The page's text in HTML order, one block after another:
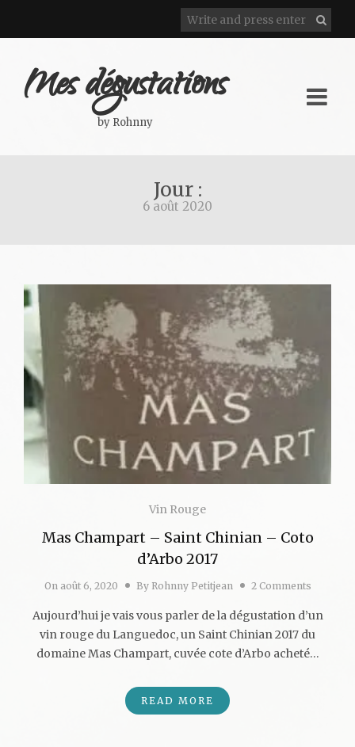
Mes dégustations
by Rohnny
Jour :
6 août 2020
Vin Rouge
Mas Champart – Saint Chinian – Coto
d’Arbo 2017
On août 6, 2020 By Rohnny Petitjean 2 Comments
Aujourd’hui je vais vous parler de la dégustation d’un
vin rouge du Languedoc, un Saint Chinian 2017 du
domaine Mas Champart, cuvée cote d’Arbo acheté…
READ MORE